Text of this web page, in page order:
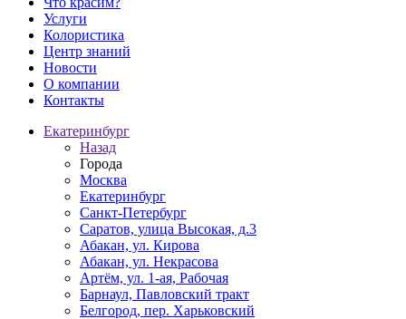
Услуги
Колористика
Центр знаний
Новости
О компании
Контакты
Екатеринбург
Назад
Города
Москва
Екатеринбург
Санкт-Петербург
Саратов, улица Высокая, д.3
Абакан, ул. Кирова
Абакан, ул. Некрасова
Артём, ул. 1-ая, Рабочая
Барнаул, Павловский тракт
Белгород, пер. Харьковский